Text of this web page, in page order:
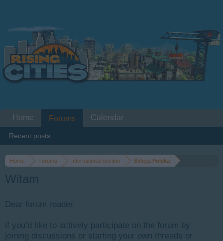
Home Forums International Section Sekcja Polska
Witam
Dear forum reader,
if you’d like to actively participate on the forum by
joining discussions or starting your own threads or
Home Forums
Recent posts
Calendar